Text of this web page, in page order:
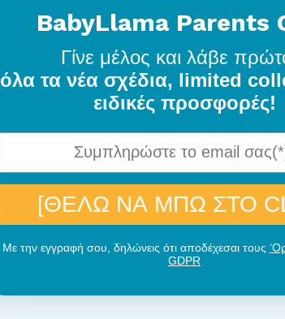
BabyLlama Parents
Γίνε μέλος και λάβε
όλα τα νέα σχέδια, limited
ειδικές προσφορές!
[ΘΕΛΩ ΝΑ ΜΠΩ ΣΤΟ
Με την εγγραφή σου, δηλώνεις ότι αποδέχεσαι τους
GDPR